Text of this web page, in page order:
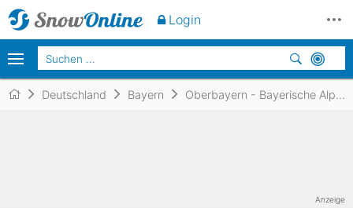
Deutschland Bayern Oberbayern - Bayerische Alpen
Anzeige
Login